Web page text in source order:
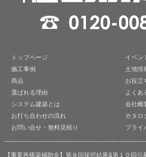
トップページ
施工事例
商品
選ばれる理由
システム建築とは
お打ち合わせの流れ
お問い合せ・無料見積り
イベン
土地情
お役立
よくあ
会社概
カタロ
プライ
【事業再構築補助金】第８回採択結果&第１０回公